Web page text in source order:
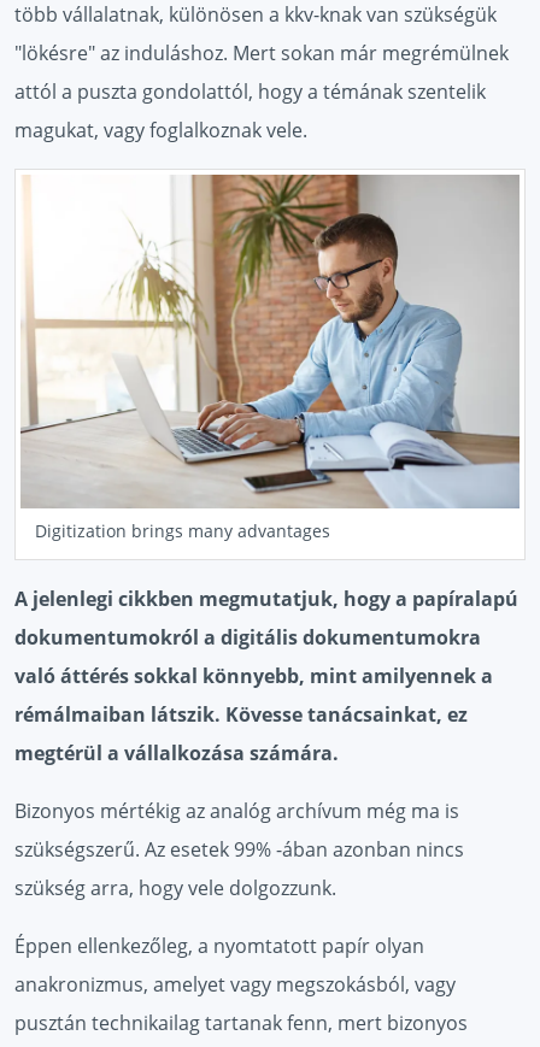
több vállalatnak, különösen a kkv-knak van szükségük
"lökésre" az induláshoz. Mert sokan már megrémülnek
attól a puszta gondolattól, hogy a témának szentelik
magukat, vagy foglalkoznak vele.
Digitization brings many advantages
A jelenlegi cikkben megmutatjuk, hogy a papíralapú
dokumentumokról a digitális dokumentumokra
való áttérés sokkal könnyebb, mint amilyennek a
rémálmaiban látszik. Kövesse tanácsainkat, ez
megtérül a vállalkozása számára.
Bizonyos mértékig az analóg archívum még ma is
szükségszerű. Az esetek 99% -ában azonban nincs
szükség arra, hogy vele dolgozzunk.
Éppen ellenkezőleg, a nyomtatott papír olyan
anakronizmus, amelyet vagy megszokásból, vagy
pusztán technikailag tartanak fenn, mert bizonyos